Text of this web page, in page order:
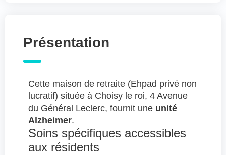
Présentation
Cette maison de retraite (Ehpad privé non
lucratif) située à Choisy le roi, 4 Avenue
du Général Leclerc, fournit une unité
Alzheimer.
Soins spécifiques accessibles
aux résidents